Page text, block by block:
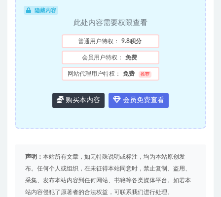
隐藏内容
此处内容需要权限查看
普通用户特权： 9.8积分
会员用户特权： 免费
网站代理用户特权： 免费 推荐
购买本内容 会员免费查看
声明： 本站所有文章，如无特殊说明或标注，均为本站原创发
布。任何个人或组织，在未征得本站同意时，禁止复制、盗用、
采集、发布本站内容到任何网站、书籍等各类媒体平台。如若本
站内容侵犯了原著者的合法权益，可联系我们进行处理。